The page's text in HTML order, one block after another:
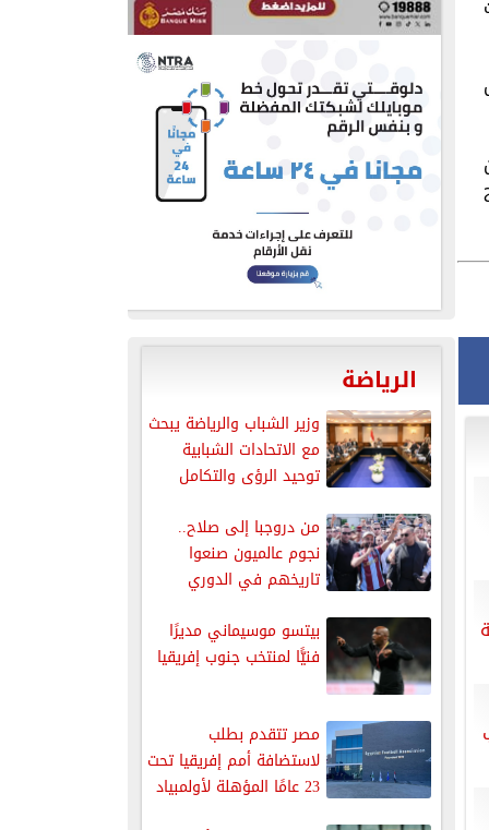
الرياضة
وزير الشباب والرياضة يبحث
مع الاتحادات الشبابية
توحيد الرؤى والتكامل
من دروجبا إلى صلاح..
نجوم عالميون صنعوا
تاريخهم في الدوري
بيتسو موسيماني مديرًا
فنيًّا لمنتخب جنوب إفريقيا
مصر تتقدم بطلب
لاستضافة أمم إفريقيا تحت
23 عامًا المؤهلة لأولمبياد